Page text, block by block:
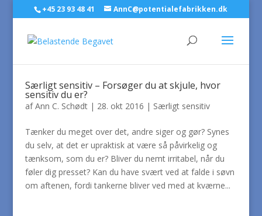
+45 23 93 48 41 AnnC@potentialefabrikken.dk
Særligt sensitiv – Forsøger du at skjule, hvor
sensitiv du er?
afAnn C. Schødt| 28. okt 2016 | Særligt sensitiv
Tænker du meget over det, andre siger og gør? Synes
du selv, at det er upraktisk at være så påvirkelig og
tænksom, som du er? Bliver du nemt irritabel, når du
føler dig presset? Kan du have svært ved at falde i søvn
om aftenen, fordi tankerne bliver ved med at kværne...